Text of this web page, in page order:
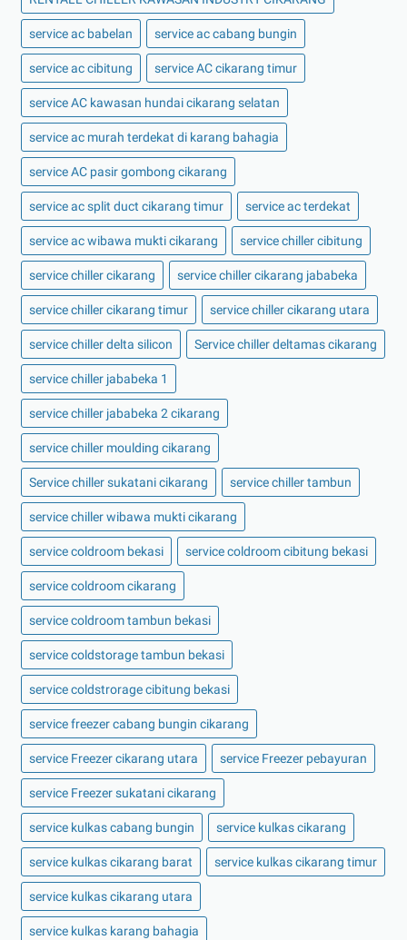
service ac babelan service ac cabang bungin
service ac cibitung service AC cikarang timur
service AC kawasan hundai cikarang selatan
service ac murah terdekat di karang bahagia
service AC pasir gombong cikarang
service ac split duct cikarang timur service ac terdekat
service ac wibawa mukti cikarang service chiller cibitung
service chiller cikarang service chiller cikarang jababeka
service chiller cikarang timur service chiller cikarang utara
service chiller delta silicon Service chiller deltamas cikarang
service chiller jababeka 1
service chiller jababeka 2 cikarang
service chiller moulding cikarang
Service chiller sukatani cikarang service chiller tambun
service chiller wibawa mukti cikarang
service coldroom bekasi service coldroom cibitung bekasi
service coldroom cikarang
service coldroom tambun bekasi
service coldstorage tambun bekasi
service coldstrorage cibitung bekasi
service freezer cabang bungin cikarang
service Freezer cikarang utara service Freezer pebayuran
service Freezer sukatani cikarang
service kulkas cabang bungin service kulkas cikarang
service kulkas cikarang barat service kulkas cikarang timur
service kulkas cikarang utara
service kulkas karang bahagia